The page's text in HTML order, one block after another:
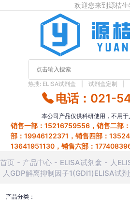
欢迎您来到源桔生
热搜: ELISA试剂盒 试剂盒定制
电话：021-
本公司产品仅供科研使用，不用于
销售一部：15216759556，销售二部
部：19946122371，销售四部：
13641951130，销售六部：
首页 产品中心 ELISA试剂盒
人
人GDP解离抑制因子1(GDI1)ELISA试
产品分类：